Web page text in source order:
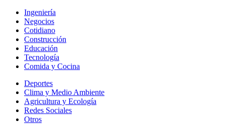
Ingeniería
Negocios
Cotidiano
Construcción
Educación
Tecnología
Comida y Cocina
Deportes
Clima y Medio Ambiente
Agricultura y Ecología
Redes Sociales
Otros